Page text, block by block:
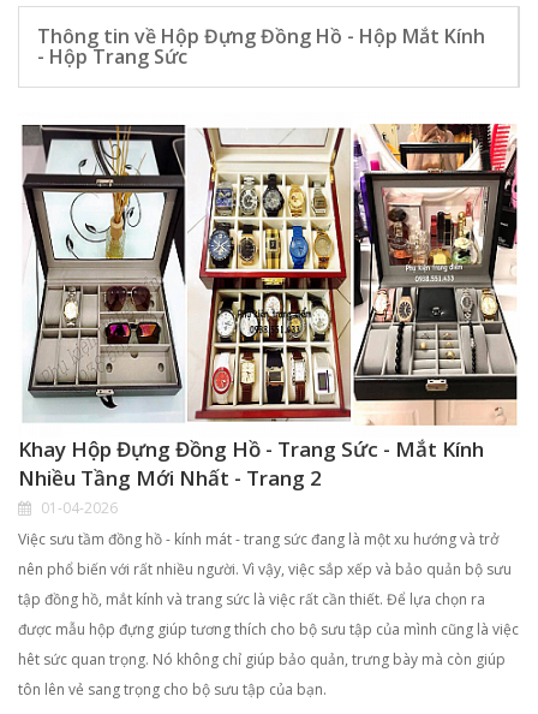
Thông tin về Hộp Đựng Đồng Hồ - Hộp Mắt Kính
- Hộp Trang Sức
Khay Hộp Đựng Đồng Hồ - Trang Sức - Mắt Kính
Nhiều Tầng Mới Nhất - Trang 2
01-04-2026
Việc sưu tầm đồng hồ - kính mát - trang sức đang là một xu hướng và trở
nên phổ biến với rất nhiều người. Vì vậy, việc sắp xếp và bảo quản bộ sưu
tập đồng hồ, mắt kính và trang sức là việc rất cần thiết. Để lựa chọn ra
được mẫu hộp đựng giúp tương thích cho bộ sưu tập của mình cũng là việc
hêt sức quan trọng. Nó không chỉ giúp bảo quản, trưng bày mà còn giúp
tôn lên vẻ sang trọng cho bộ sưu tập của bạn.